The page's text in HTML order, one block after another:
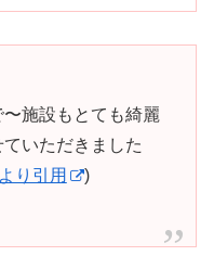
施設もとても綺麗
いただきました
り引用 )